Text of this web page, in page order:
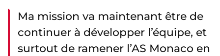
Ma mission va maintenant être de
continuer à développer l’équipe, et
surtout de ramener l’AS Monaco en